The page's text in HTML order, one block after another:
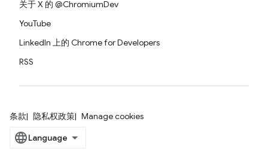
关于 X 的 @ChromiumDev
YouTube
LinkedIn 上的 Chrome for Developers
RSS
条款 隐私权政策 Manage cookies